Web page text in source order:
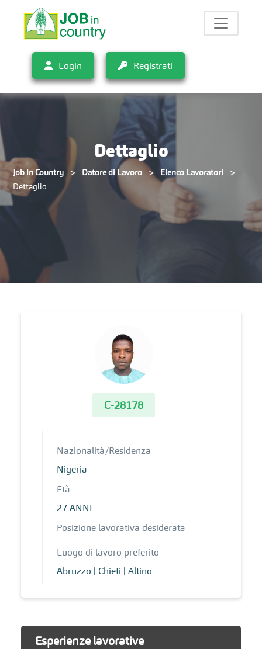
Login Registrati
Dettaglio
Job In Country > Datore di Lavoro > Elenco Lavoratori >
Dettaglio
C-28178
Nazionalità/Residenza
Nigeria
Età
27 ANNI
Posizione lavorativa desiderata
Luogo di lavoro preferito
Abruzzo | Chieti | Altino
Esperienze lavorative